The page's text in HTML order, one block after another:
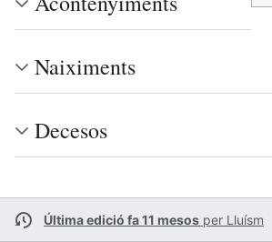
Naiximents
Decesos
Última edició fa 11 mesos per Lluísm